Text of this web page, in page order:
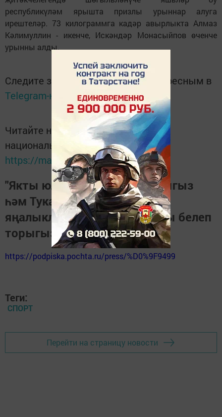
республикүләм ярышта призлы урыннар алуга
ирештеләр. 73 килограммга кадәр авырлыкта Алмаз
Кәлимуллин - икенче, Искәндәр Монасыйпов өченче
урынны алды.
Следите за самым важным и интересным в
Telegram-каналеТатмедиа
Читайте новости Татарстана в
национальном мессенджере MАХ:
https://max.ru/tatmedia
"Якты юл" газетасына язылыгыз
һәм Тукай районындагы
яңалыкларны, вакыйгаларны белеп
торыгыз
https://podpiska.pochta.ru/press/%D0%9F9499
Теги:
СПОРТ
Перейти на страницу новости